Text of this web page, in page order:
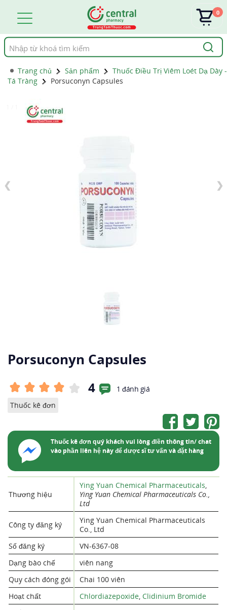
Tìm
kiếm
0
Trang chủ Sản phẩm
Thuốc Điều Trị Viêm Loét Dạ Dày -
Tá Tràng
Porsuconyn Capsules
❮ ❯
Porsuconyn Capsules
4
1 đánh giá
Thuốc kê đơn
Thuốc kê đơn quý khách vui lòng điền thông tin/ chat
vào phần liên hệ này để dược sĩ tư vấn và đặt hàng
Thương hiệu
Ying Yuan Chemical Pharmaceuticals,
Ying Yuan Chemical Pharmaceuticals Co.,
Ltd
Công ty đăng ký
Ying Yuan Chemical Pharmaceuticals
Co., Ltd
Số đăng ký
VN-6367-08
Dạng bào chế
viên nang
Quy cách đóng gói
Chai 100 viên
Hoạt chất
Chlordiazepoxide, Clidinium Bromide